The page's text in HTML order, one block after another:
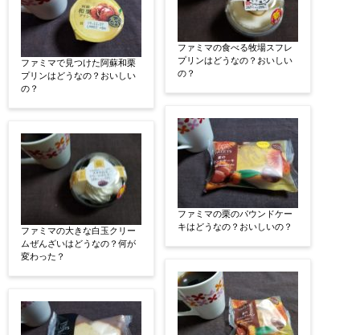
ファミマで見つけた阿蘇和栗
プリンはどうなの？おいしい
の？
ファミマの大きな白玉クリー
ムぜんざいはどうなの？何が
変わった？
ファミマの食べる牧場スフレ
プリンはどうなの？おいしい
の？
ファミマの栗のパウンドケー
キはどうなの？おいしいの？